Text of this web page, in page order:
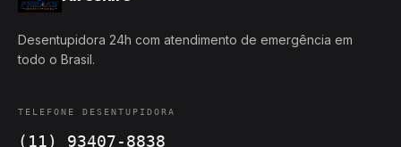
Desentupidora 24h com atendimento de emergência em
todo o Brasil.
TELEFONE DESENTUPIDORA
(11) 93407-8838